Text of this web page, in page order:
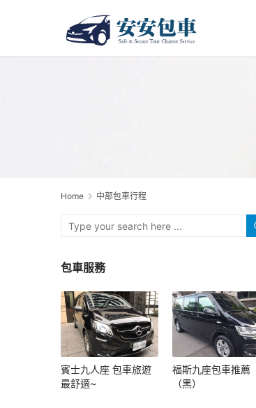
Home 中部包車行程
包車服務
賓士九人座 包車旅遊
最舒適~
福斯九座包車推薦
（黑）